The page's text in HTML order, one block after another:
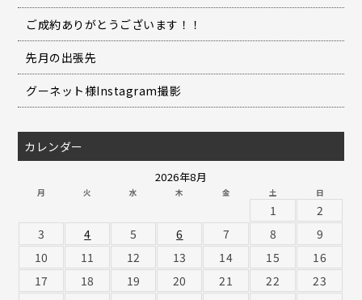
ご成約ありがとうございます！！
先月の出張先
グーネット様Instagram撮影
カレンダー
2026年8月
月 火 水 木 金 土 日
1
2
3
4 5 6 7 8
9
10
11 12 13 14 15
16
17
18 19 20 21 22
23